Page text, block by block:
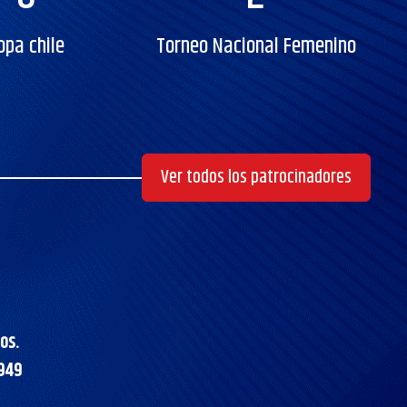
chile Torneo Nacional Femenino
Ver todos los patrocinadores